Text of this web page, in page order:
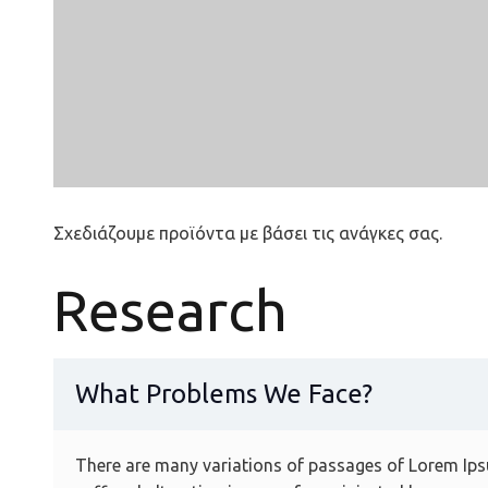
Σχεδιάζουμε προϊόντα με βάσει τις ανάγκες σας.
Research
What Problems We Face?
There are many variations of passages of Lorem